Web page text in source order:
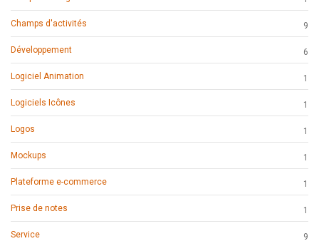
Champs d'activités 9
Développement 6
Logiciel Animation 1
Logiciels Icônes 1
Logos 1
Mockups 1
Plateforme e-commerce 1
Prise de notes 1
Service 9